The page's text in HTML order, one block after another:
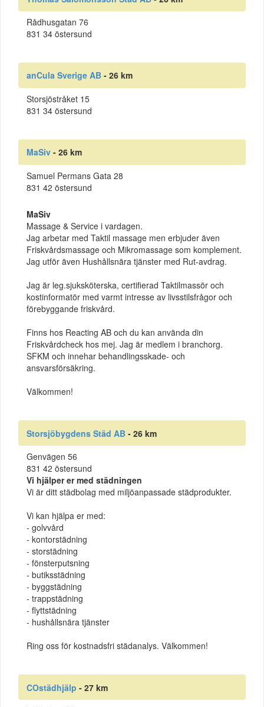
Rådhusgatan 76
831 34 östersund
anCula Sverige AB - 26 km
Storsjöstråket 15
831 34 östersund
MaSiv - 26 km
Samuel Permans Gata 28
831 42 östersund
MaSiv
Massage & Service i vardagen.
Jag arbetar med Taktil massage men erbjuder även
Friskvårdsmassage och Mikromassage som komplement.
Jag utför även Hushållsnära tjänster med Rut-avdrag.
Jag är leg.sjuksköterska, certifierad Taktilmassör och
kostinformatör med varmt intresse av livsstilsfrågor och
förebyggande friskvård.
Finns hos Reacting AB och du kan använda din
Friskvårdcheck hos mej. Jag är medlem i branchorg.
SFKM och innehar behandlingsskade- och
ansvarsförsäkring.
Välkommen!
Storsjöbygdens Städ AB - 26 km
Genvägen 56
831 42 östersund
Vi hjälper er med städningen
Vi är ditt städbolag med miljöanpassade städprodukter.
Vi kan hjälpa er med:
- golvvård
- kontorstädning
- storstädning
- fönsterputsning
- butiksstädning
- byggstädning
- trappstädning
- flyttstädning
- hushållsnära tjänster
Ring oss för kostnadsfri städanalys. Välkommen!
COstädhjälp - 27 km